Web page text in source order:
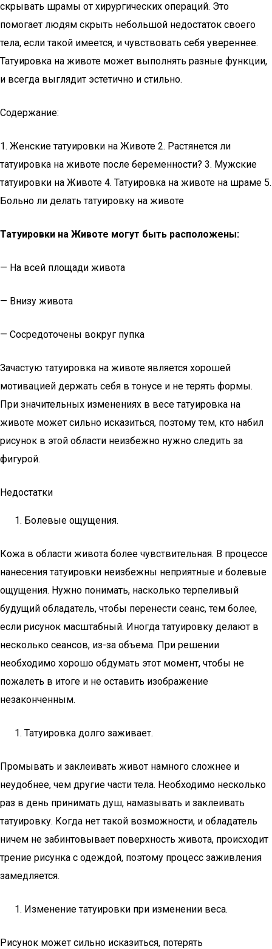
скрывать шрамы от хирургических операций. Это
помогает людям скрыть небольшой недостаток своего
тела, если такой имеется, и чувствовать себя увереннее.
Татуировка на животе может выполнять разные функции,
и всегда выглядит эстетично и стильно.
Содержание:
1. Женские татуировки на Животе 2. Растянется ли
татуировка на животе после беременности? 3. Мужские
татуировки на Животе 4. Татуировка на животе на шраме 5.
Больно ли делать татуировку на животе
Татуировки на Животе могут быть расположены:
— На всей площади живота
— Внизу живота
— Сосредоточены вокруг пупка
Зачастую татуировка на животе является хорошей
мотивацией держать себя в тонусе и не терять формы.
При значительных изменениях в весе татуировка на
животе может сильно исказиться, поэтому тем, кто набил
рисунок в этой области неизбежно нужно следить за
фигурой.
Недостатки
Болевые ощущения.
Кожа в области живота более чувствительная. В процессе
нанесения татуировки неизбежны неприятные и болевые
ощущения. Нужно понимать, насколько терпеливый
будущий обладатель, чтобы перенести сеанс, тем более,
если рисунок масштабный. Иногда татуировку делают в
несколько сеансов, из-за объема. При решении
необходимо хорошо обдумать этот момент, чтобы не
пожалеть в итоге и не оставить изображение
незаконченным.
Татуировка долго заживает.
Промывать и заклеивать живот намного сложнее и
неудобнее, чем другие части тела. Необходимо несколько
раз в день принимать душ, намазывать и заклеивать
татуировку. Когда нет такой возможности, и обладатель
ничем не забинтовывает поверхность живота, происходит
трение рисунка с одеждой, поэтому процесс заживления
замедляется.
Изменение татуировки при изменении веса.
Рисунок может сильно исказиться, потерять